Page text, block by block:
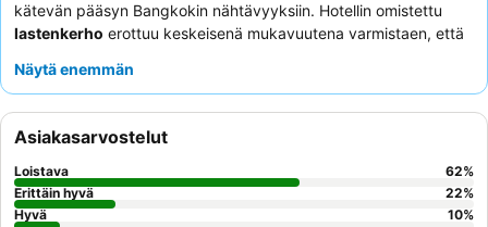
kätevän pääsyn Bangkokin nähtävyyksiin. Hotellin omistettu
lastenkerho erottuu keskeisenä mukavuutena varmistaen, että
henkilökunnan aitoa thaimaalaista vieraanvaraisuutta ja
näkymien saamiseksi kannattaa pyytää huonetta ylemmästä
kerroksesta, ja joistakin sviiteistä avautuu panoraamanäkymät
Lumpini Parkiin tai One Bangkok -kompleksiin.
Näytä enemmän
Asiakasarvostelut
Loistava 62%
Erittäin hyvä
22%
Hyvä
10%